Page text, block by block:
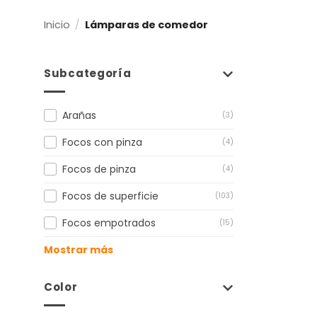
Inicio / Lámparas de comedor
Subcategoría
Arañas (3)
Focos con pinza (4)
Focos de pinza (4)
Focos de superficie (103)
Focos empotrados (15)
Mostrar más
Color